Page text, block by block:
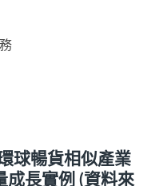
球暢貨相似產業
成長實例 (資料來